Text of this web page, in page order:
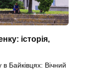
історія,
Байківцях: Вічний